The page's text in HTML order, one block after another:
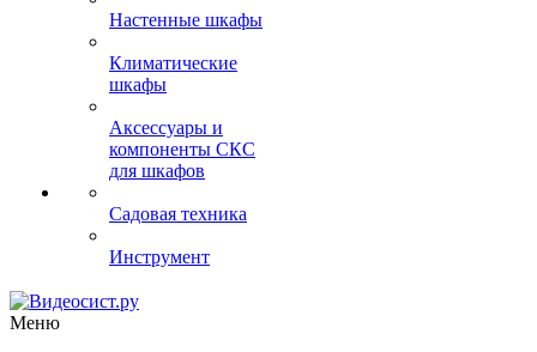
Настенные шкафы
Климатические
шкафы
Аксессуары и
компоненты СКС
для шкафов
Садовая техника
Инструмент
Меню